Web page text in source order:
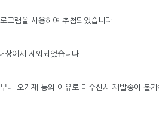
그램을 사용하여 추첨되었습니다
상에서 제외되었습니다
나 오기재 등의 이유로 미수신시 재발송이 불